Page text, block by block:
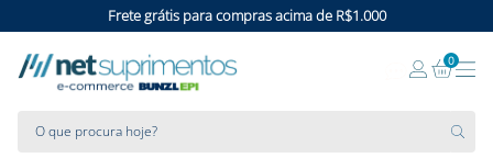
Frete grátis para compras acima de R$1.000
0